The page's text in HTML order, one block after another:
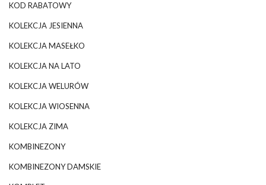
KOD RABATOWY
KOLEKCJA JESIENNA
KOLEKCJA MASEŁKO
KOLEKCJA NA LATO
KOLEKCJA WELURÓW
KOLEKCJA WIOSENNA
KOLEKCJA ZIMA
KOMBINEZONY
KOMBINEZONY DAMSKIE